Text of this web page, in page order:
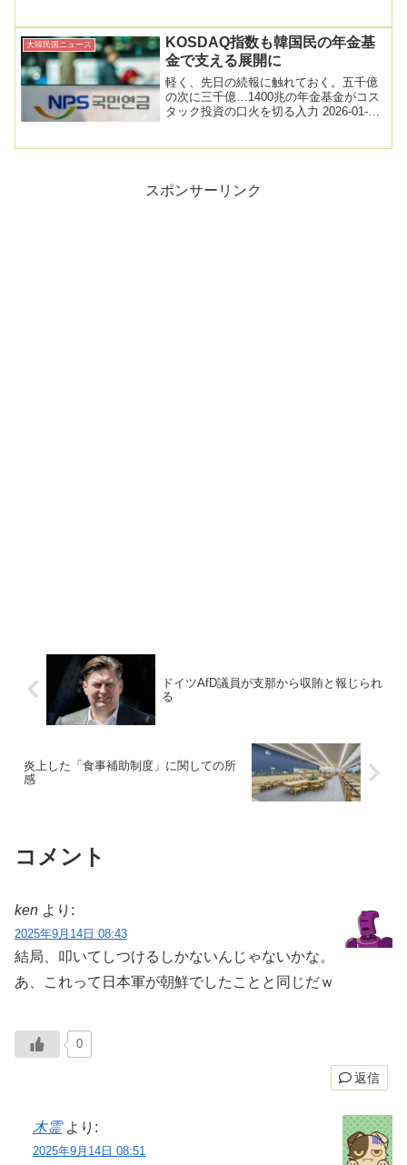
大韓民国ニュース
KOSDAQ指数も韓国民の年金基
金で支える展開に
軽く、先日の続報に触れておく。五千億
の次に三千億…1400兆の年金基金がコス
タック投資の口火を切る入力 2026-01-29
スポンサーリンク
ドイツAfD議員が支那から収賄と報じられ
る
炎上した「食事補助制度」に関しての所
感
コメント
ken より:
2025年9月14日 08:43
結局、叩いてしつけるしかないんじゃないかな。
あ、これって日本軍が朝鮮でしたことと同じだｗ
0
返信
木霊 より:
2025年9月14日 08:51